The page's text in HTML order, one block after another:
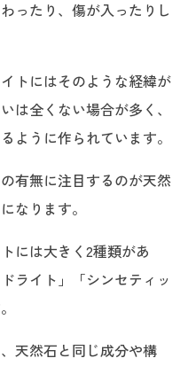
ったり、傷が入ったりし
トにはそのような経緯が
は全くない場合が多く、
ように作られています。
有無に注目するのが天然
なります。
には大きく2種類があ
ライト」「シンセティッ
天然石と同じ成分や構